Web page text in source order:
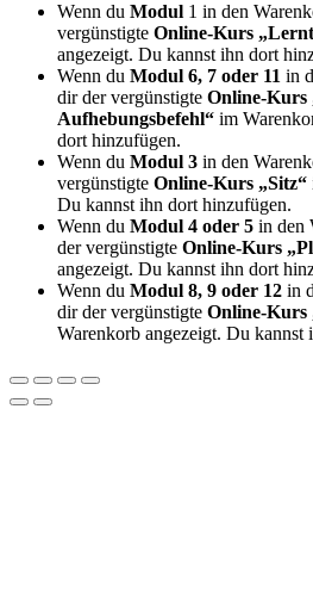
Wenn du Modul 1 in den
vergünstigte Online-Kurs
angezeigt. Du kannst ihn dort
Wenn du Modul 6, 7 oder 11 in
dir der vergünstigte Online-
Aufhebungsbefehl“ im
dort hinzufügen.
Wenn du Modul 3 in den
vergünstigte Online-Kurs „Sitz“
Du kannst ihn dort hinzufügen.
Wenn du Modul 4 oder 5 in den
der vergünstigte Online-Kurs
angezeigt. Du kannst ihn dort
Wenn du Modul 8, 9 oder 12 in
dir der vergünstigte Online-Kurs
Warenkorb angezeigt. Du kannst